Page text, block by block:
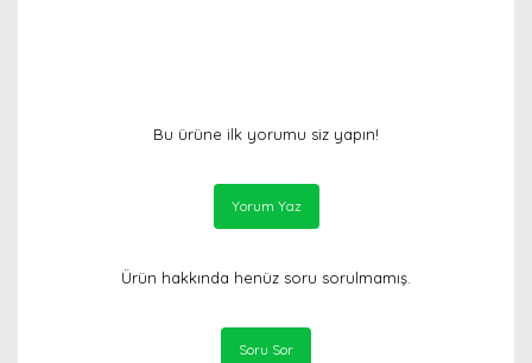
Bu ürüne ilk yorumu siz yapın!
Yorum Yaz
Ürün hakkında henüz soru sorulmamış.
Soru Sor